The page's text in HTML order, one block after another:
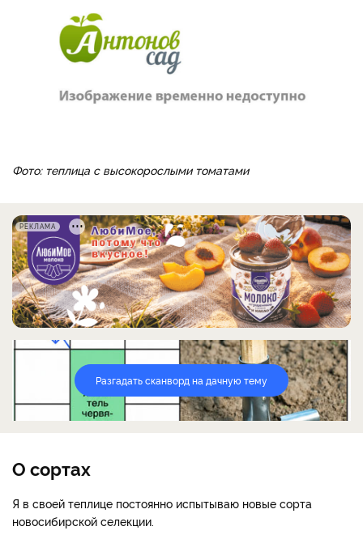
Фото: теплица с высокорослыми томатами
РЕКЛАМА
Разгадать сканворд на дачную тему
О сортах
Я в своей теплице постоянно испытываю новые сорта
новосибирской селекции.